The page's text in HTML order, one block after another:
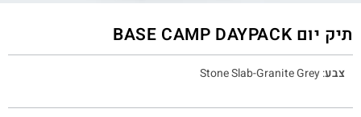
תיק יום BASE CAMP DAYPACK
צבע:
Stone Slab-Granite Grey